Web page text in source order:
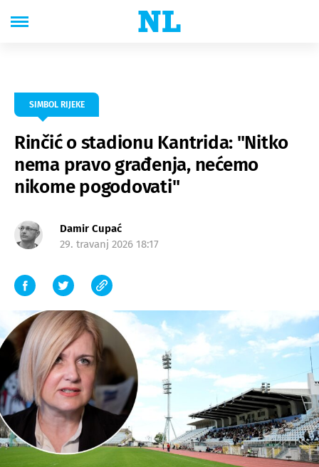
SIMBOL RIJEKE
Rinčić o stadionu Kantrida: "Nitko
nema pravo građenja, nećemo
nikome pogodovati"
Damir Cupać
29. travanj 2026 18:17